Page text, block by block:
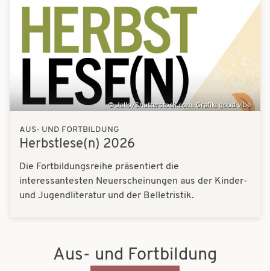
Bilder
Jallo/Shutterstock.com, Grafik: goud vibe
AUS- UND FORTBILDUNG
Herbstlese(n) 2026
Die Fortbildungsreihe präsentiert die
interessantesten Neuerscheinungen aus der Kinder-
und Jugendliteratur und der Belletristik.
Aus- und Fortbildung